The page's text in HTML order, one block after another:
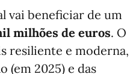
vai beneficiar de um
milhões de euros. O
resiliente e moderna,
(em 2025) e das